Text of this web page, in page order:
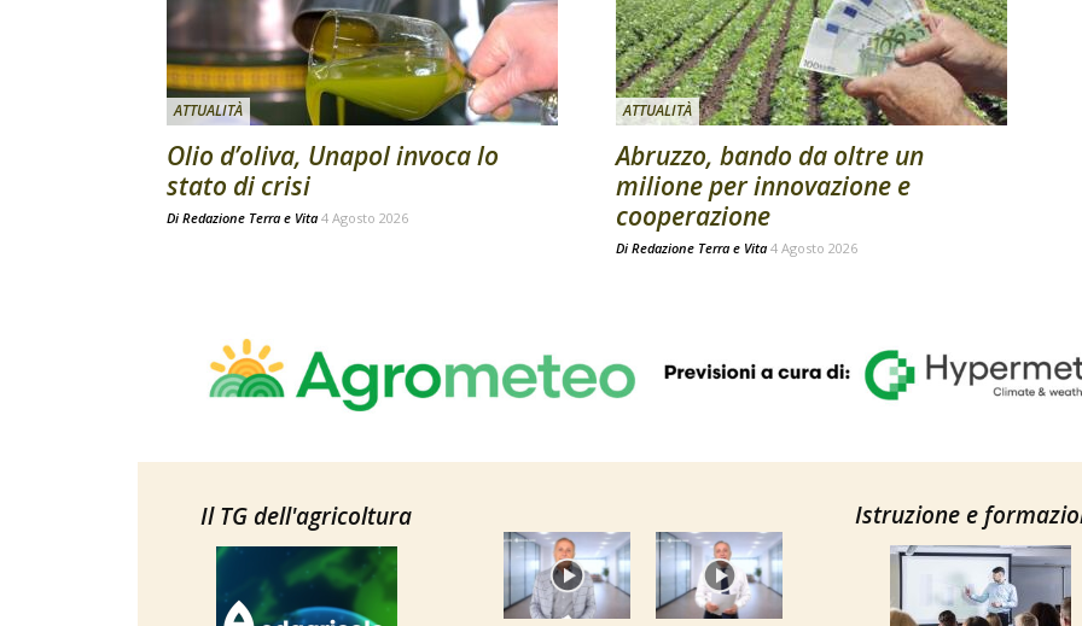
ATTUALITÀ
Olio d’oliva, Unapol invoca lo
stato di crisi
Di Redazione Terra e Vita 4 Agosto 2026
ATTUALITÀ
Abruzzo, bando da oltre un
milione per innovazione e
cooperazione
Di Redazione Terra e Vita 4 Agosto 2026
Il TG dell'agricoltura Istruzione e